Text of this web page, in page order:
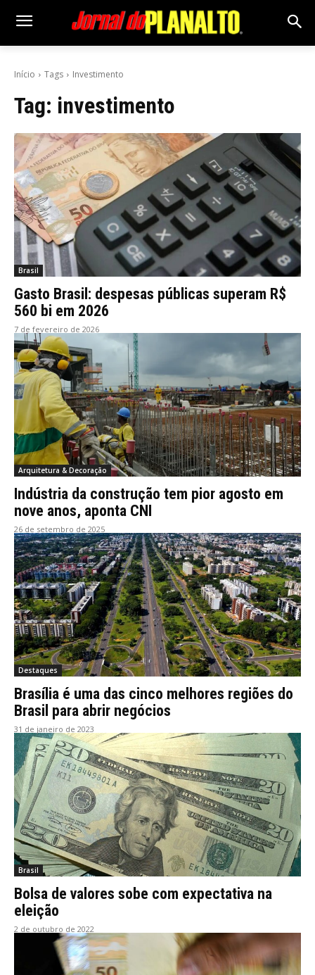
Início Tags Investimento
Tag: investimento
Brasil
Gasto Brasil: despesas públicas superam R$
560 bi em 2026
7 de fevereiro de 2026
Arquitetura & Decoração
Indústria da construção tem pior agosto em
nove anos, aponta CNI
26 de setembro de 2025
Destaques
Brasília é uma das cinco melhores regiões do
Brasil para abrir negócios
31 de janeiro de 2023
Brasil
Bolsa de valores sobe com expectativa na
eleição
2 de outubro de 2022